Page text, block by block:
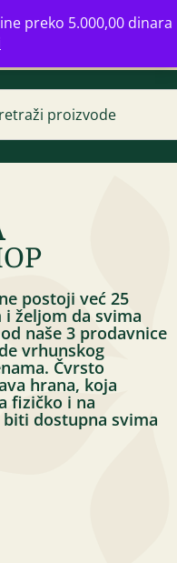
preko 5.000,00 dinara
serum 30 ml
1.795,00 RSD
Novi Beograd
(0)11 770 39 61
Petak od 08-20h
postoji već 25
i željom da svima
naše 3 prodavnice
vrhunskog
Čvrsto
hrana, koja
fizičko i na
dostupna svima